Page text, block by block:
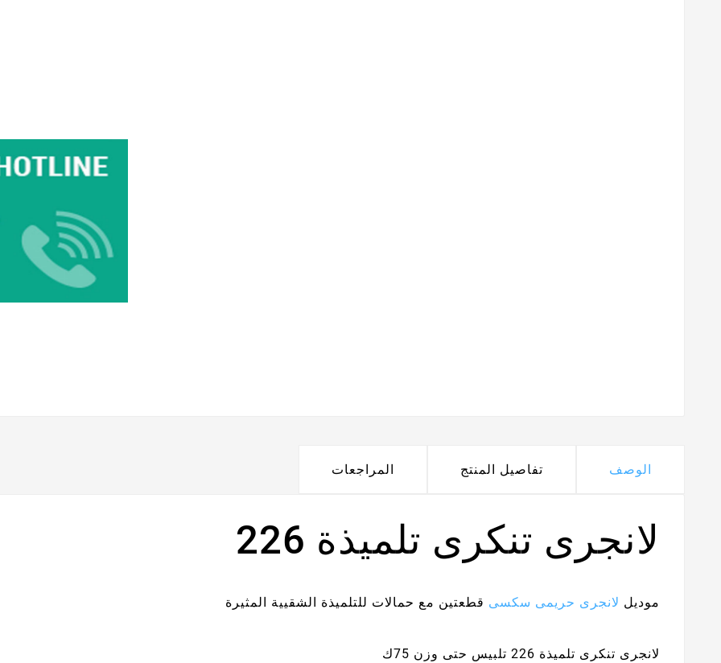
الوصف تفاصيل المنتج المراجعات
لانجرى تنكرى تلميذة 226
موديل لانجرى حريمى سكسى قطعتين مع حمالات للتلميذة الشقيية المثيرة
لانجرى تنكرى تلميذة 226 تلبيس حتى وزن 75ك